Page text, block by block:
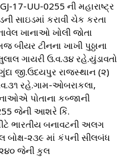
17-UU-0255 ની મહારાષ્ટ્ર
સાઇડમાં કરાવી ચેક કરતા
ખાનાઓ ખોલી જોતા
બીયર ટીનના ખાખી પુઠ્ઠાના
ગાયરી ઉ.વ.૩૪ રહે.યુંડાવતો
જી.ઉદયપુર રાજસ્થાન (૨)
રહે.ગામ-ઓબરાકલા,
પોતાના કબ્જાની
જેની આશરે કિં.
ભારતીય બનાવટની અલગ
બોક્ષ-૨૩૯ માં કંપની સીલબંધ
જેની કુલ